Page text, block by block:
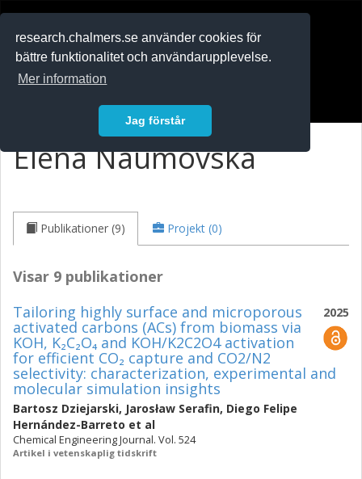
research.chalmers.se använder cookies för
bättre funktionalitet och användarupplevelse.
Mer information
Jag förstår
Elena Naumovska
Publikationer (9) Projekt (0)
Visar 9 publikationer
2025
Tailoring highly surface and microporous
activated carbons (ACs) from biomass via
KOH, K₂C₂O₄ and KOH/K2C2O4 activation
for efficient CO₂ capture and CO2/N2
selectivity: characterization, experimental and
molecular simulation insights
Bartosz Dziejarski, Jarosław Serafin, Diego Felipe
Hernández-Barreto et al
Chemical Engineering Journal. Vol. 524
Artikel i vetenskaplig tidskrift